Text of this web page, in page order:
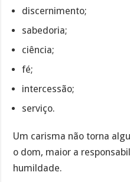
discernimento;
sabedoria;
ciência;
fé;
intercessão;
serviço.
Um carisma não torna
o dom, maior a
humildade.